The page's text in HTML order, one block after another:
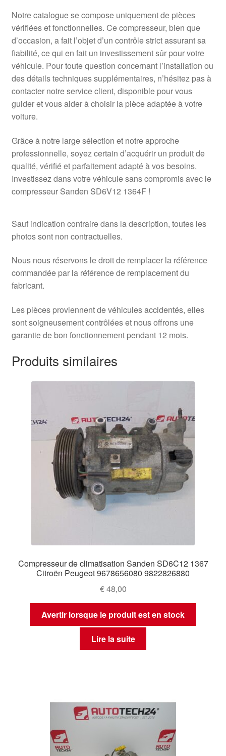
Notre catalogue se compose uniquement de pièces
vérifiées et fonctionnelles. Ce compresseur, bien que
d’occasion, a fait l’objet d’un contrôle strict assurant sa
fiabilité, ce qui en fait un investissement sûr pour votre
véhicule. Pour toute question concernant l’installation ou
des détails techniques supplémentaires, n’hésitez pas à
contacter notre service client, disponible pour vous
guider et vous aider à choisir la pièce adaptée à votre
voiture.
Grâce à notre large sélection et notre approche
professionnelle, soyez certain d’acquérir un produit de
qualité, vérifié et parfaitement adapté à vos besoins.
Investissez dans votre véhicule sans compromis avec le
compresseur Sanden SD6V12 1364F !
Sauf indication contraire dans la description, toutes les
photos sont non contractuelles.
Nous nous réservons le droit de remplacer la référence
commandée par la référence de remplacement du
fabricant.
Les pièces proviennent de véhicules accidentés, elles
sont soigneusement contrôlées et nous offrons une
garantie de bon fonctionnement pendant 12 mois.
Produits similaires
Compresseur de climatisation Sanden SD6C12 1367
Citroën Peugeot 9678656080 9822826880
€48,00
Avertir lorsque le produit est en stock
Lire la suite